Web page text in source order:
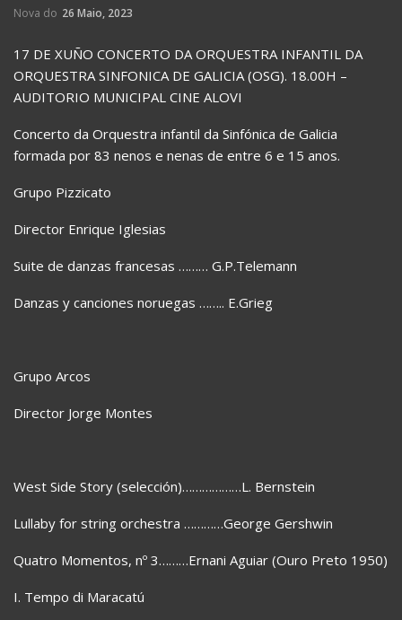
Nova do 26 Maio, 2023
17 DE XUÑO CONCERTO DA ORQUESTRA INFANTIL DA
ORQUESTRA SINFONICA DE GALICIA (OSG). 18.00H –
AUDITORIO MUNICIPAL CINE ALOVI
Concerto da Orquestra infantil da Sinfónica de Galicia
formada por 83 nenos e nenas de entre 6 e 15 anos.
Grupo Pizzicato
Director Enrique Iglesias
Suite de danzas francesas ……… G.P.Telemann
Danzas y canciones noruegas …….. E.Grieg
Grupo Arcos
Director Jorge Montes
West Side Story (selección)………………L. Bernstein
Lullaby for string orchestra …………George Gershwin
Quatro Momentos, nº 3………Ernani Aguiar (Ouro Preto 1950)
I. Tempo di Maracatú